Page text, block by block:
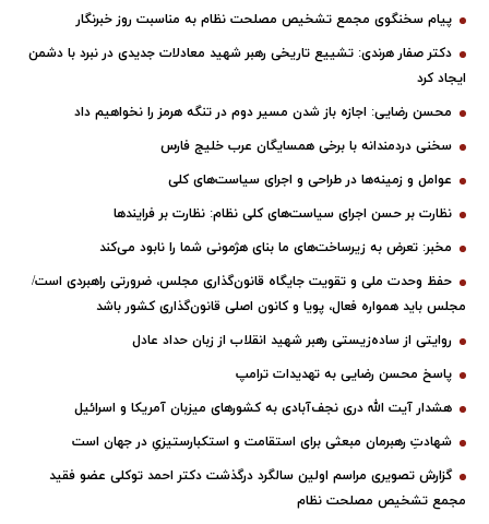
پیام سخنگوی مجمع تشخیص مصلحت نظام به مناسبت روز خبرنگار
دکتر صفار هرندی: تشییع تاریخی رهبر شهید معادلات جدیدی در نبرد با دشمن
ایجاد کرد
محسن رضایی: اجازه باز شدن مسیر دوم در تنگه هرمز را نخواهیم داد
سخنی دردمندانه با برخی همسایگان عرب خلیج فارس
عوامل و زمینه‌ها در طراحی و اجرای سیاست‌های کلی
نظارت بر حسن اجرای سیاست‌های کلی نظام: نظارت بر فرایندها
مخبر: تعرض به زیرساخت‌های ما بنای هژمونی شما را نابود می‌کند
حفظ وحدت ملی و تقویت جایگاه قانون‌گذاری مجلس، ضرورتی راهبردی است/
مجلس باید همواره فعال، پویا و کانون اصلی قانون‌گذاری کشور باشد
روایتی از ساده‌زیستی رهبر شهید انقلاب از زبان حداد عادل
پاسخ محسن رضایی به تهدیدات ترامپ
هشدار آیت الله دری نجف‌آبادی به کشورهای میزبان آمریکا و اسرائیل
شهادتِ رهبرمان مبعثی برای استقامت و استکبارستیزیِ در جهان است
گزارش تصویری مراسم اولین سالگرد درگذشت دکتر احمد توکلی عضو فقید
مجمع تشخیص مصلحت نظام